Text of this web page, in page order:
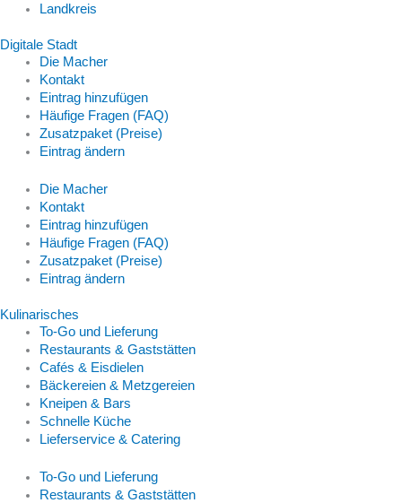
Landkreis
Digitale Stadt
Die Macher
Kontakt
Eintrag hinzufügen
Häufige Fragen (FAQ)
Zusatzpaket (Preise)
Eintrag ändern
Die Macher
Kontakt
Eintrag hinzufügen
Häufige Fragen (FAQ)
Zusatzpaket (Preise)
Eintrag ändern
Kulinarisches
To-Go und Lieferung
Restaurants & Gaststätten
Cafés & Eisdielen
Bäckereien & Metzgereien
Kneipen & Bars
Schnelle Küche
Lieferservice & Catering
To-Go und Lieferung
Restaurants & Gaststätten